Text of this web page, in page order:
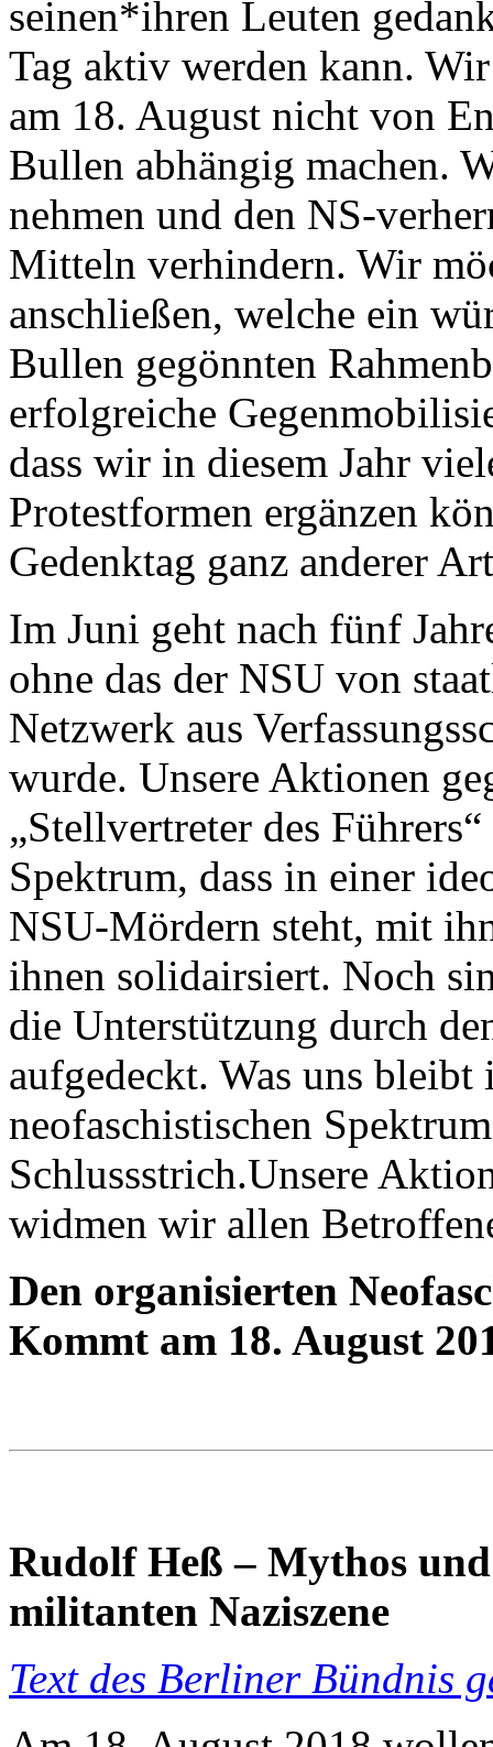
seinen*ihren Leuten
Tag aktiv werden kann.
am 18. August nicht von
Bullen abhängig machen.
nehmen und den NS-
Mitteln verhindern. Wir
anschließen, welche ein
Bullen gegönnten
erfolgreiche
dass wir in diesem Jahr
Protestformen ergänzen
Gedenktag ganz anderer
Im Juni geht nach fünf
ohne das der NSU von
Netzwerk aus
wurde. Unsere Aktionen
„Stellvertreter des
Spektrum, dass in einer
NSU-Mördern steht, mit
ihnen solidairsiert. Noch
die Unterstützung durch
aufgedeckt. Was uns
neofaschistischen
Schlussstrich.Unsere
widmen wir allen
Den organisierten
Kommt am 18. August
Rudolf Heß – Mythos
militanten Naziszene
Text des Berliner Bündnis